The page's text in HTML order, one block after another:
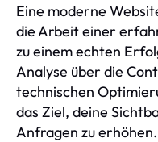
Eine moderne
die Arbeit einer
zu einem echten
Analyse über die
technischen
das Ziel, deine
Anfragen zu erhöhen.